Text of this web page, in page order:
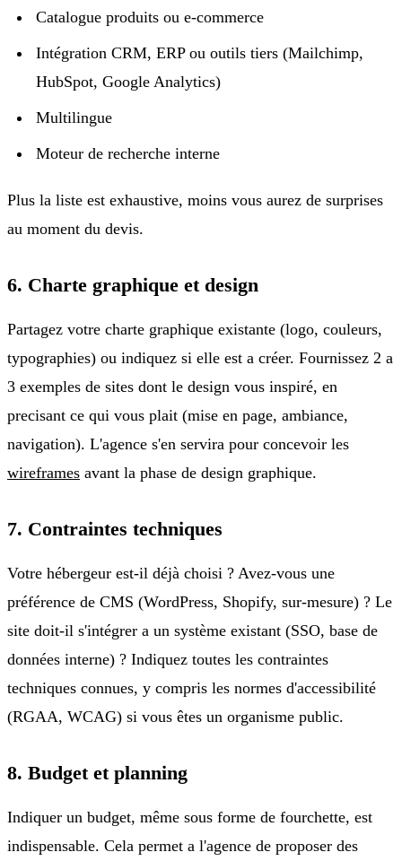
Catalogue produits ou e-commerce
Intégration CRM, ERP ou outils tiers (Mailchimp,
HubSpot, Google Analytics)
Multilingue
Moteur de recherche interne
Plus la liste est exhaustive, moins vous aurez de surprises
au moment du devis.
6. Charte graphique et design
Partagez votre charte graphique existante (logo, couleurs,
typographies) ou indiquez si elle est a créer. Fournissez 2 a
3 exemples de sites dont le design vous inspiré, en
precisant ce qui vous plait (mise en page, ambiance,
navigation). L'agence s'en servira pour concevoir les
wireframes avant la phase de design graphique.
7. Contraintes techniques
Votre hébergeur est-il déjà choisi ? Avez-vous une
préférence de CMS (WordPress, Shopify, sur-mesure) ? Le
site doit-il s'intégrer a un système existant (SSO, base de
données interne) ? Indiquez toutes les contraintes
techniques connues, y compris les normes d'accessibilité
(RGAA, WCAG) si vous êtes un organisme public.
8. Budget et planning
Indiquer un budget, même sous forme de fourchette, est
indispensable. Cela permet a l'agence de proposer des